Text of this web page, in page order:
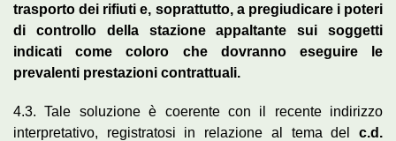
trasporto dei rifiuti e, soprattutto, a pregiudicare i poteri
di controllo della stazione appaltante sui soggetti
indicati come coloro che dovranno eseguire le
prevalenti prestazioni contrattuali.
4.3. Tale soluzione è coerente con il recente indirizzo
interpretativo, registratosi in relazione al tema del c.d.